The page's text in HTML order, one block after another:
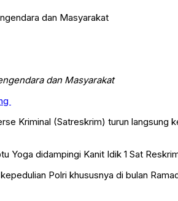
dan Masyarakat
Kriminal (Satreskrim) turun langsung
didampingi Kanit Idik 1 Sat
Polri khususnya di bulan